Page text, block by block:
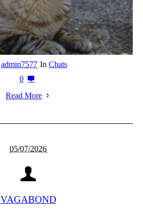
admin7577 In Chats
0
Read More
05/07/2026
VAGABOND